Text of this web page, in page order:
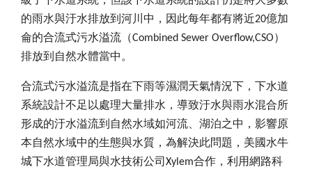
的雨水與汙水排放到河川中，因此每年都有將近20億加
侖的合流式污水溢流（Combined Sewer Overflow,CSO ）
排放到自然水體當中。
合流式污水溢流是指在下雨等濕潤天氣情況下，下水道
系統設計不足以處理大量排水，導致汙水與雨水混合所
形成的汙水溢流到自然水域如河流、湖泊之中，影響原
本自然水域中的生態與水質，為解決此問題， 美國水牛
城下水道管理局與水技術公司 Xylem合作，利用網路科